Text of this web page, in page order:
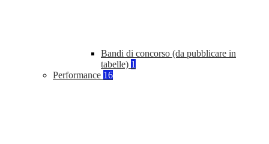
Bandi di concorso (da pubblicare in
tabelle) 1
Performance 16